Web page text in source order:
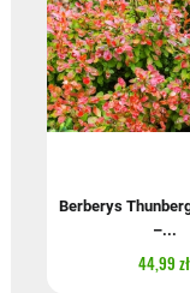
Berberys
–...
44,99 zł